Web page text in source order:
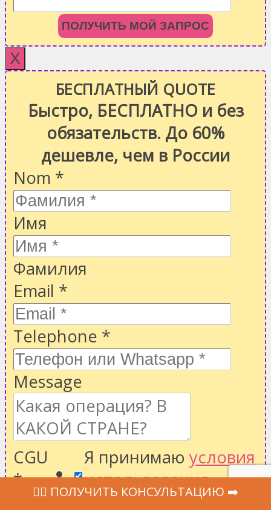
ПОЛУЧИТЬ МОЙ ЗАПРОС
X
БЕСПЛАТНЫЙ QUOTE
Быстро, БЕСПЛАТНО и без
обязательств. До 60%
дешевле, чем в России
Nom *
Имя
Фамилия
Email *
Telephone *
Message
CGU
*
Я принимаю условия
использования,
политику
‍👩‍⚕ ПОЛУЧИТЬ КОНСУЛЬТАЦИЮ ➡️